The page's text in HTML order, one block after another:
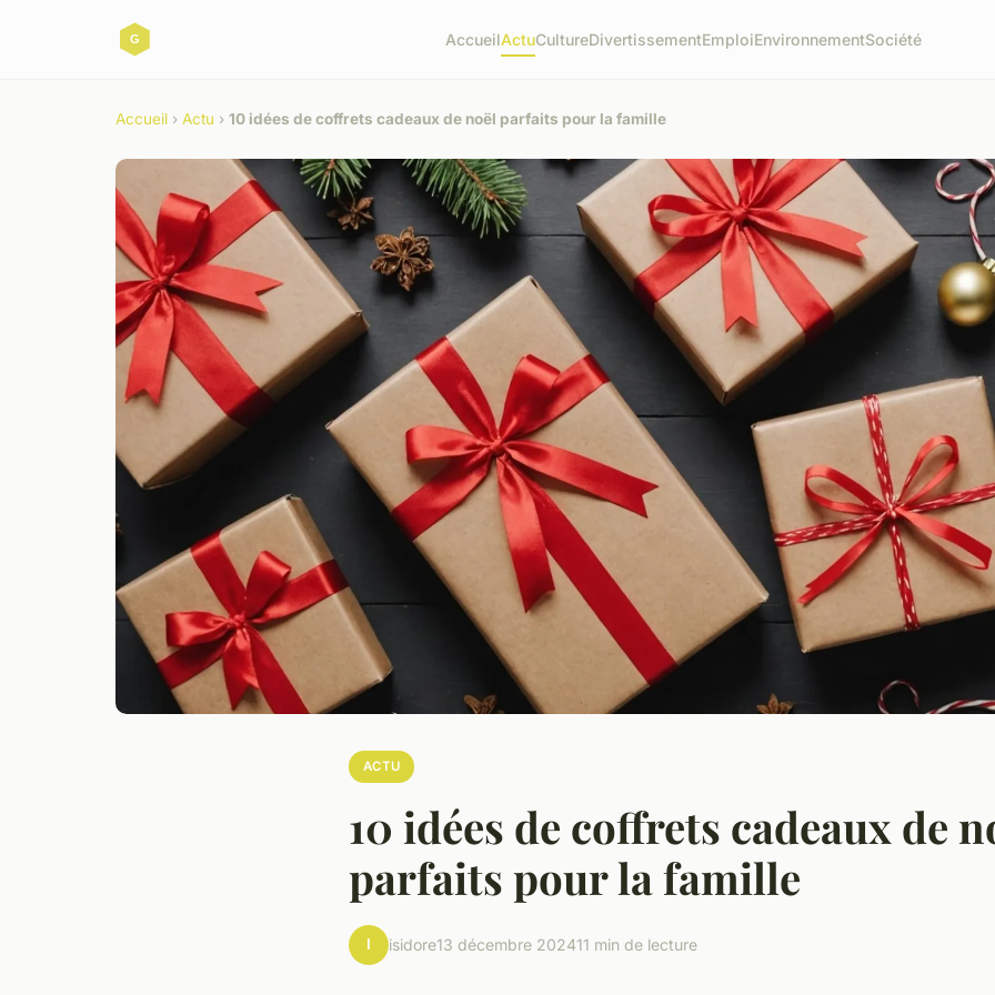
AccueilActuCultureDivertissementEmploiEnvironnementSociété
Accueil › Actu › 10 idées de coffrets cadeaux de noël parfaits pour la famille
ACTU
10 idées de coffrets cadeaux de
parfaits pour la famille
I isidore13 décembre 202411 min de lecture